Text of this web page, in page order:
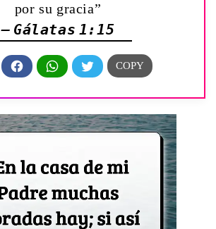
por su gracia”
— Gálatas 1:15